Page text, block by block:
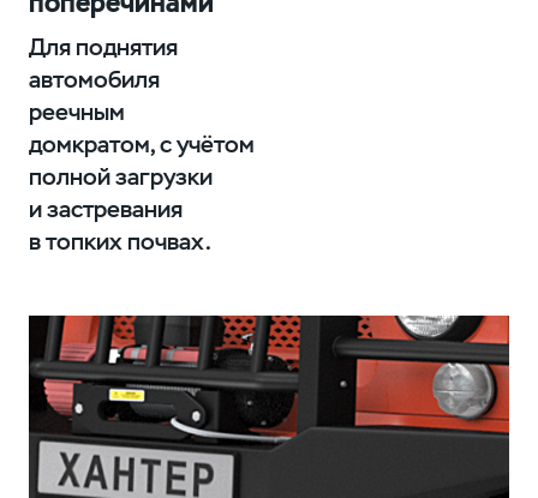
Для поднятия
автомобиля
реечным
домкратом, с учётом
полной загрузки
и застревания
в топких почвах.